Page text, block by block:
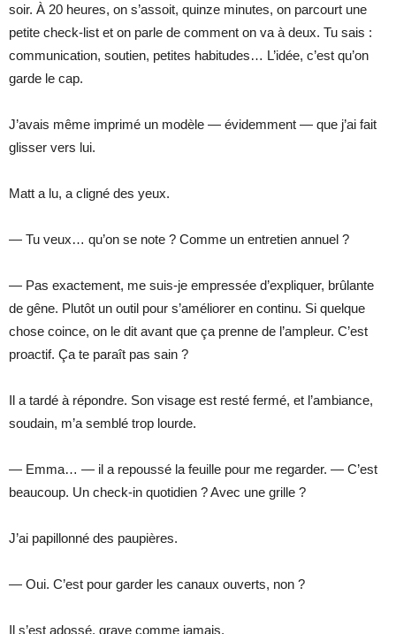
soir. À 20 heures, on s’assoit, quinze minutes, on parcourt une
petite check-list et on parle de comment on va à deux. Tu sais :
communication, soutien, petites habitudes… L’idée, c’est qu’on
garde le cap.
J’avais même imprimé un modèle — évidemment — que j’ai fait
glisser vers lui.
Matt a lu, a cligné des yeux.
— Tu veux… qu’on se note ? Comme un entretien annuel ?
— Pas exactement, me suis-je empressée d’expliquer, brûlante
de gêne. Plutôt un outil pour s’améliorer en continu. Si quelque
chose coince, on le dit avant que ça prenne de l’ampleur. C’est
proactif. Ça te paraît pas sain ?
Il a tardé à répondre. Son visage est resté fermé, et l’ambiance,
soudain, m’a semblé trop lourde.
— Emma… — il a repoussé la feuille pour me regarder. — C’est
beaucoup. Un check-in quotidien ? Avec une grille ?
J’ai papillonné des paupières.
— Oui. C’est pour garder les canaux ouverts, non ?
Il s’est adossé, grave comme jamais.